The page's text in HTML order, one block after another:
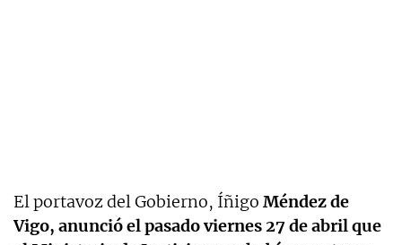
El portavoz del Gobierno, Íñigo Méndez de
Vigo, anunció el pasado viernes 27 de abril que